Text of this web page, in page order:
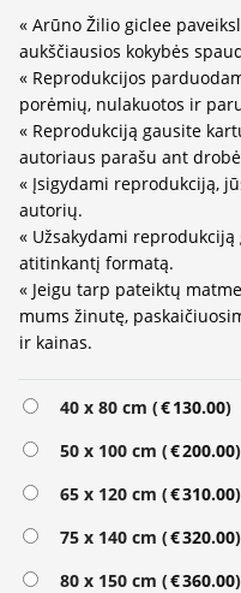
« Arūno Žilio giclee
aukščiausios kokybės
« Reprodukcijos
porėmių, nulakuotos ir
« Reprodukciją gausite
autoriaus parašu ant
« Įsigydami reprodukciją,
autorių.
« Užsakydami
atitinkantį formatą.
« Jeigu tarp pateiktų
mums žinutę,
ir kainas.
40 x 80 cm (€130.00)
50 x 100 cm (€200.00)
65 x 120 cm (€310.00)
75 x 140 cm (€320.00)
80 x 150 cm (€360.00)
Alternative: